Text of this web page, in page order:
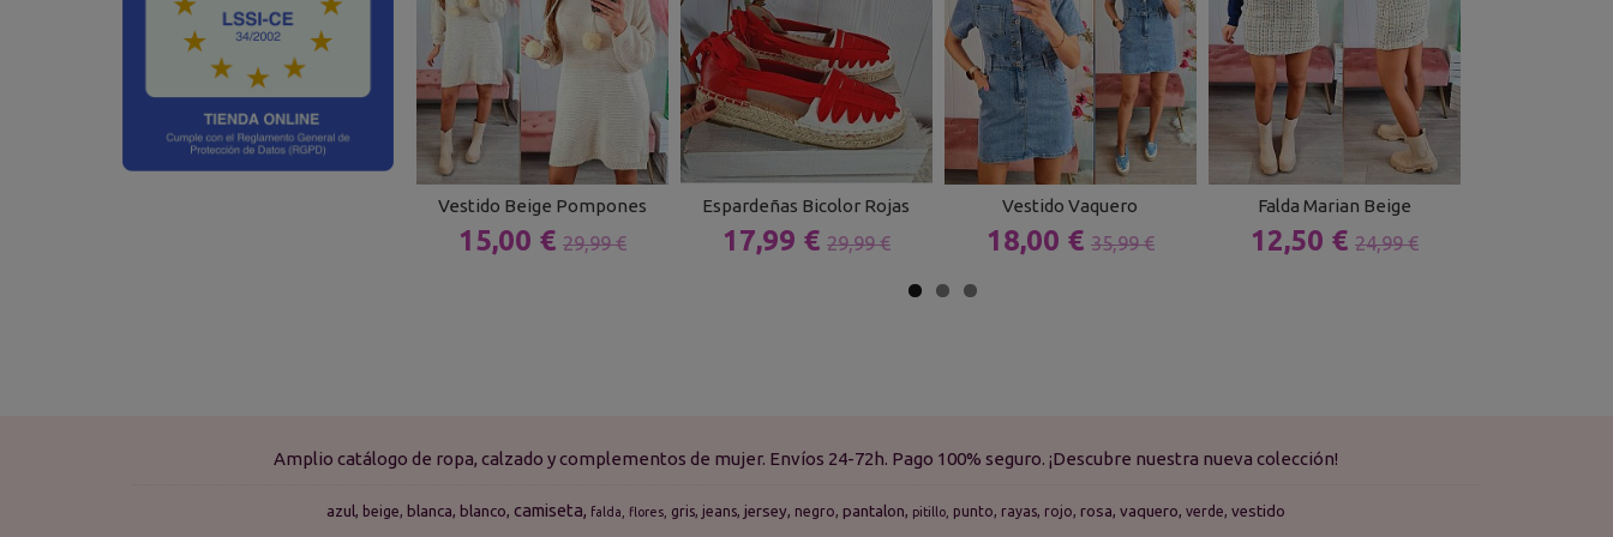
Vestido Beige Pompones
15,00 € 29,99 €
Espardeñas Bicolor Rojas
17,99 € 29,99 €
Vestido Vaquero
18,00 € 35,99 €
Falda Marian Beige
12,50 € 24,99 €
Amplio catálogo de ropa, calzado y complementos de mujer. Envíos 24-72h. Pago 100% seguro. ¡Descubre nuestra nueva colección!
azul beige blanca blanco camiseta falda flores gris jeans jersey negro pantalon pitillo punto rayas rojo rosa vaquero verde vestido